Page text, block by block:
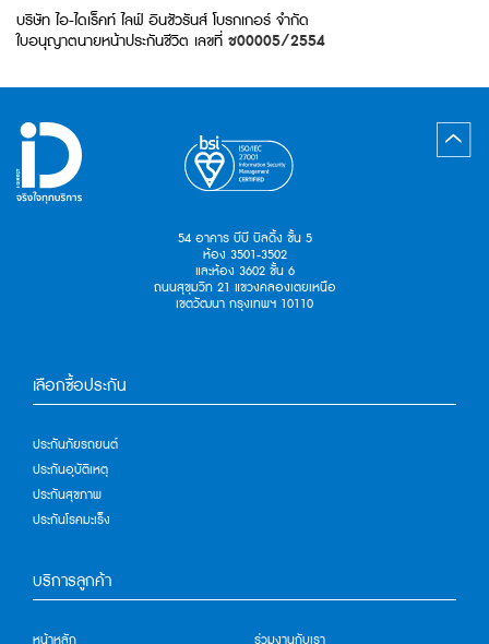
บริษัท ไอ-ไดเร็คท์ ไลฟ์ อินชัวรันส์ โบรกเกอร์ จำกัด
ใบอนุญาตนายหน้าประกันชีวิต เลขที่ ช00005/2554
54 อาคาร บีบี บิลดิ้ง ชั้น 5
ห้อง 3501-3502
และห้อง 3602 ชั้น 6
ถนนสุขุมวิท 21 แขวงคลองเตยเหนือ
เขตวัฒนา กรุงเทพฯ 10110
เลือกซื้อประกัน
ประกันภัยรถยนต์
ประกันอุบัติเหตุ
ประกันสุขภาพ
ประกันโรคมะเร็ง
บริการลูกค้า